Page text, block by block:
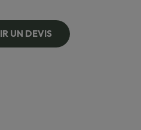
UN DEVIS